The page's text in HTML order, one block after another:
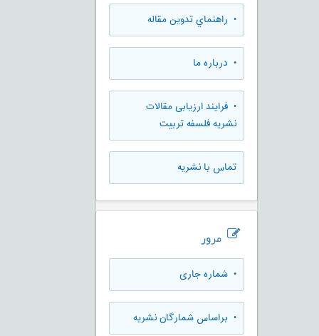
• راهنماي تدوين مقاله
• درباره ما
• فرایند ارزیابی مقالات
نشریه فلسفه تربیت
تماس با نشریه
مرور
• شماره جاری
• براساس شمارگان نشریه